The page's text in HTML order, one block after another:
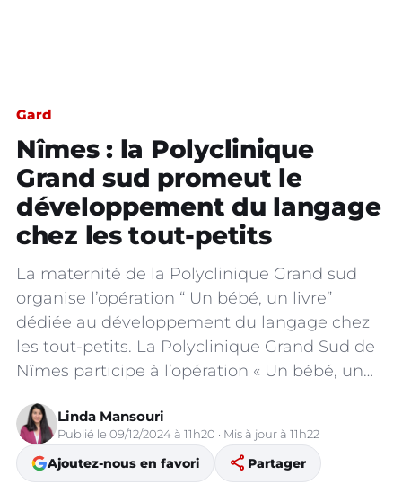
Gard
Nîmes : la Polyclinique
Grand sud promeut le
développement du langage
chez les tout-petits
La maternité de la Polyclinique Grand sud
organise l’opération “ Un bébé, un livre”
dédiée au développement du langage chez
les tout-petits. La Polyclinique Grand Sud de
Nîmes participe à l’opération « Un bébé, un…
Linda Mansouri
Publié le 09/12/2024 à 11h20 · Mis à jour à 11h22
Ajoutez-nous en favori share Partager